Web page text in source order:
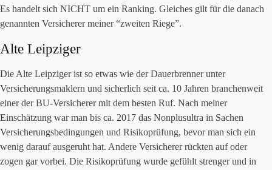
Es handelt sich NICHT um ein Ranking. Gleiches gilt für die danach
genannten Versicherer meiner “zweiten Riege”.
Alte Leipziger
Die Alte Leipziger ist so etwas wie der Dauerbrenner unter
Versicherungsmaklern und sicherlich seit ca. 10 Jahren branchenweit
einer der BU-Versicherer mit dem besten Ruf. Nach meiner
Einschätzung war man bis ca. 2017 das Nonplusultra in Sachen
Versicherungsbedingungen und Risikoprüfung, bevor man sich ein
wenig darauf ausgeruht hat. Andere Versicherer rückten auf oder
zogen gar vorbei. Die Risikoprüfung wurde gefühlt strenger und in